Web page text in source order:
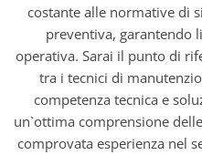
costante alle normative di
preventiva, garantendo
operativa. Sarai il punto di
tra i tecnici di
competenza tecnica e
un`ottima comprensione
comprovata esperienza nel